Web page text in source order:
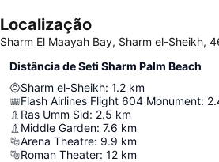
Localização
Sharm El Maayah Bay, Sharm el-Sheikh,
Distância de Seti Sharm Palm Beach
Sharm el-Sheikh: 1.2 km
Flash Airlines Flight 604 Monument:
Ras Umm Sid: 2.5 km
Middle Garden: 7.6 km
Arena Theatre: 9.9 km
Roman Theater: 12 km